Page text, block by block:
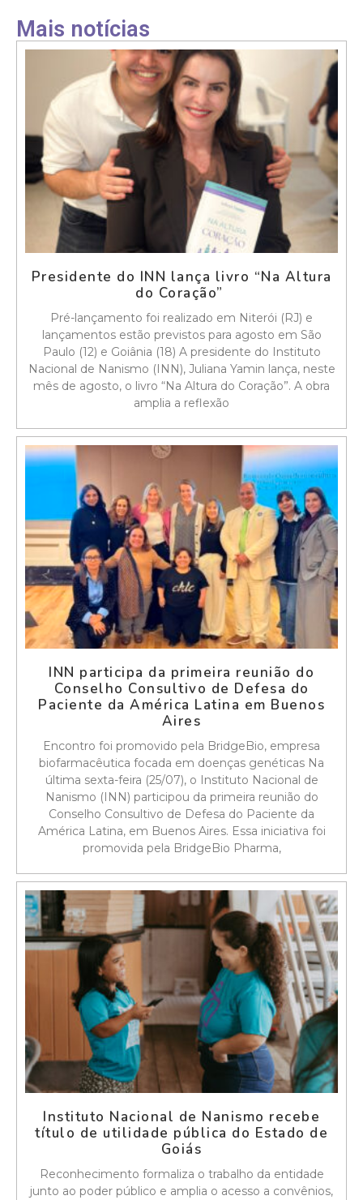
Mais notícias
Presidente do INN lança livro “Na Altura
do Coração”
Pré-lançamento foi realizado em Niterói (RJ) e
lançamentos estão previstos para agosto em São
Paulo (12) e Goiânia (18) A presidente do Instituto
Nacional de Nanismo (INN), Juliana Yamin lança, neste
mês de agosto, o livro “Na Altura do Coração”. A obra
amplia a reflexão
INN participa da primeira reunião do
Conselho Consultivo de Defesa do
Paciente da América Latina em Buenos
Aires
Encontro foi promovido pela BridgeBio, empresa
biofarmacêutica focada em doenças genéticas Na
última sexta-feira (25/07), o Instituto Nacional de
Nanismo (INN) participou da primeira reunião do
Conselho Consultivo de Defesa do Paciente da
América Latina, em Buenos Aires. Essa iniciativa foi
promovida pela BridgeBio Pharma,
Instituto Nacional de Nanismo recebe
título de utilidade pública do Estado de
Goiás
Reconhecimento formaliza o trabalho da entidade
junto ao poder público e amplia o acesso a convênios,